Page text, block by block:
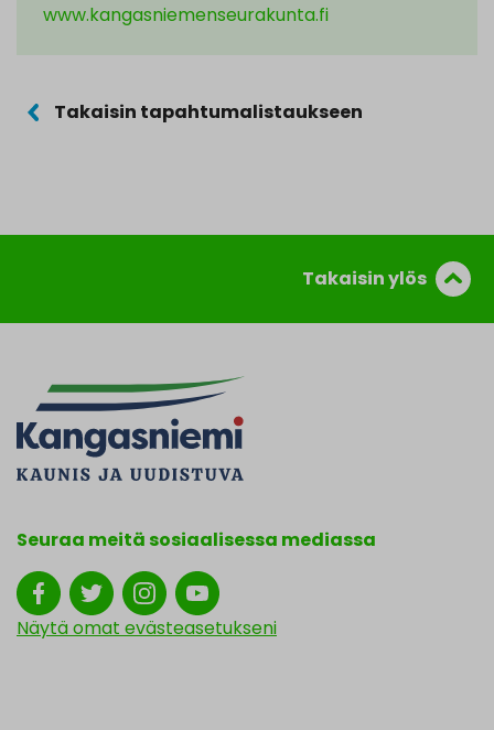
www.kangasniemenseurakunta.fi
Takaisin tapahtumalistaukseen
Takaisin ylös
Seuraa meitä sosiaalisessa mediassa
Näytä omat evästeasetukseni